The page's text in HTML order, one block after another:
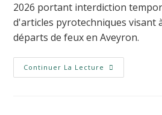
2026 portant interdiction
d'articles pyrotechniques visant
départs de feux en Aveyron.
Continuer La Lecture